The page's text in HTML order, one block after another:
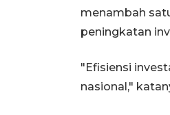
menambah
peningkatan
"Efisiensi
nasional,"